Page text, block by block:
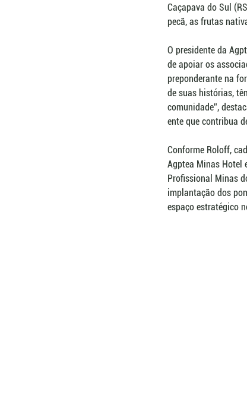
Caçapava do Sul
pecã, as frutas
O presidente da
de apoiar os
preponderante na
de suas histórias,
comunidade”,
ente que contribua
Conforme Roloff,
Agptea Minas Hotel
Profissional Minas
implantação dos
espaço estratégico